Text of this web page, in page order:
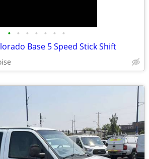
• • • • • • •
Base 5 Speed Stick Shift